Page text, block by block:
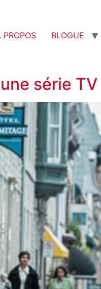
PROPOS BLOGUE
série TV